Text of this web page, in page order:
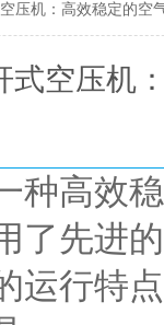
压机：高效稳定的空
式空压机
种高效
了先进
运行特